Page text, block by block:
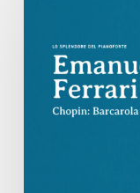
Pietro